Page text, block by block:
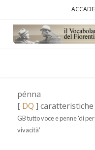
pénna
[ DQ ] caratteristiche
GB tutto voce e penne 'di
vivacità'